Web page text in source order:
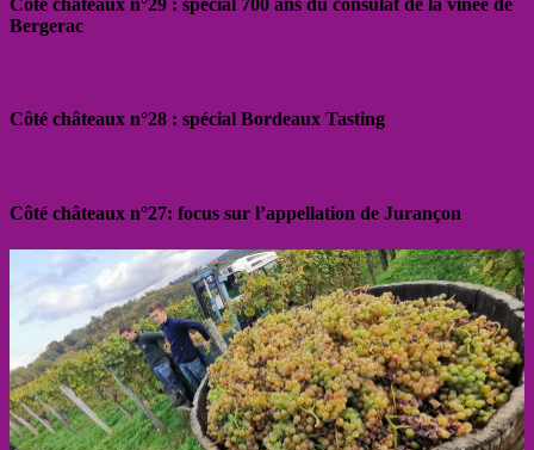
Bergerac
Côté châteaux n°28 : spécial Bordeaux Tasting
Côté châteaux n°27: focus sur l’appellation de Jurançon